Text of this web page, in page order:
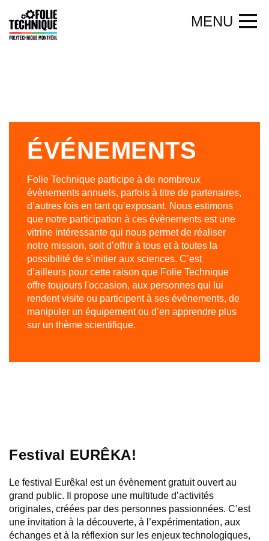
MENU
AUTRES ACTIVITÉS
EMPLOI
NOUS JOINDRE
CONTRIBUER
ÉVÉNEMENTS
Folie Technique participe à de nombreux
évènements annuels, parfois à titre de partenaires,
d’autres fois en tant qu’exposant. Nous estimons
que notre participation à ces évènements est une
vitrine intéressante qui nous permet de réaliser
notre mission, soit d’offrir à tous et à toutes la
possibilité de s’initier aux sciences. C’est
d’ailleurs pour cette raison que Folie Technique
offre toujours l'occasion, aux personnes qui lui
rendent visite ou participent à ses évènements, de
manipuler un équipement ou d’en apprendre plus
sur un thème scientifique.
Festival EURÊKA!
Le festival Eurêka! est un évènement gratuit ouvert au
grand public. Il propose une multitude d’activités
originales, créées par des personnes passionnées. C’est
une invitation à la découverte, à l’expérimentation, aux
échanges et à la réflexion sur les enjeux technologiques,